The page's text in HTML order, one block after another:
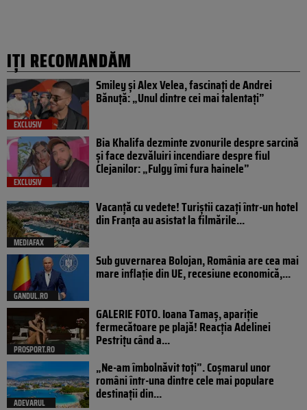
IȚI RECOMANDĂM
EXCLUSIV
Smiley și Alex Velea, fascinați de Andrei
Bănuță: „Unul dintre cei mai talentați”
EXCLUSIV
Bia Khalifa dezminte zvonurile despre sarcină
și face dezvăluiri incendiare despre fiul
Clejanilor: „Fulgy îmi fura hainele”
MEDIAFAX
Vacanță cu vedete! Turiștii cazați într-un hotel
din Franța au asistat la filmările...
GANDUL.RO
Sub guvernarea Bolojan, România are cea mai
mare inflație din UE, recesiune economică,...
PROSPORT.RO
GALERIE FOTO. Ioana Tamaş, apariție
fermecătoare pe plajă! Reacția Adelinei
Pestrițu când a...
ADEVARUL
„Ne-am îmbolnăvit toți”. Coșmarul unor
români într-una dintre cele mai populare
destinații din...